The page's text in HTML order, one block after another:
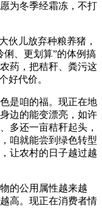
为冬季经霜冻，不打
儿放弃种粮养猪，
俐、更划算”的体例搞
药，把秸秆、粪污这
好代价。
是咱的福。现正在地
边的能变漂亮，如许
多还一亩秸秆起头，
咱就能尝到绿色转型
让农村的日子越过越
的公用属性越来越
高。现正在消费者情